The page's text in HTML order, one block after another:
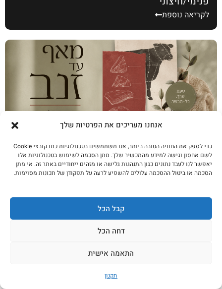
אנחנו מעריכים את הפרטיות שלך
כדי לספק את החוויה הטובה ביותר, אנו משתמשים בטכנולוגיות כמו קובצי Cookie
לשם אחסון וגישה למידע מהמכשיר שלך. מתן הסכמה לשימוש בטכנולוגיות אלו
יאפשר לנו לעבד נתונים כגון התנהגות גלישה או מזהים ייחודיים באתר זה. אי מתן
הסכמה או ביטול ההסכמה עלולים להשפיע לרעה על תפקודן של תכונות מסוימות.
קבל הכל
דחה הכל
התאמה אישית
תקנון
לקריאה נוספת
מאף עד זנב: 5 נתחים שלא חשבתם לקנות (וכל
אחד עולה חצי מאנטרקוט)